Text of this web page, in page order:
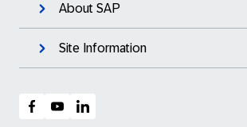
About SAP
Site Information